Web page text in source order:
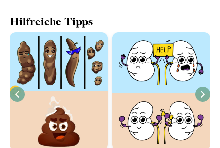
Hilfreiche Tipps